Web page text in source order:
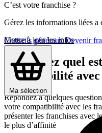
Conseils générauxDevenir
Ma sélection
C’est votre franchise ?
Gérez les informations liées a
Mettre à jour les infos
Découvrez quel
compatibilité
Répondez a quelques
votre compatibilité avec les
présenter les franchises avec
le plus d’affinité